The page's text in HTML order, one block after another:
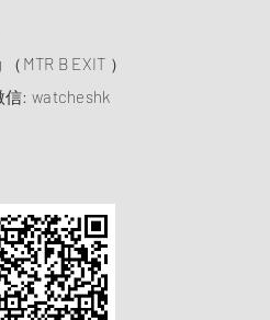
MTR B EXIT ）
信: watcheshk